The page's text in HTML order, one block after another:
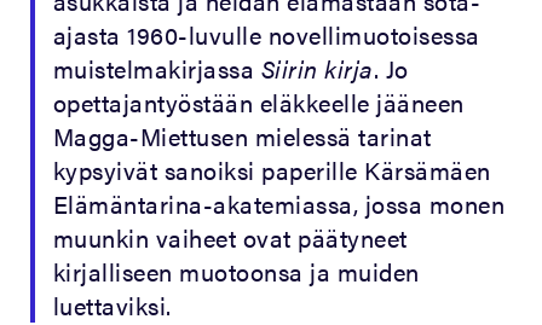
ajasta 1960-luvulle novellimuotoisessa
muistelmakirjassa Siirin kirja. Jo
opettajantyöstään eläkkeelle jääneen
Magga-Miettusen mielessä tarinat
kypsyivät sanoiksi paperille Kärsämäen
Elämäntarina-akatemiassa, jossa monen
muunkin vaiheet ovat päätyneet
kirjalliseen muotoonsa ja muiden
luettaviksi.